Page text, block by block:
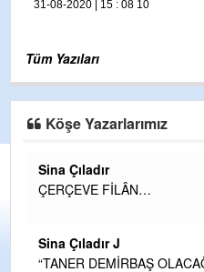
| 15 : 08 10
Tüm Yazıları
Köşe Yazarlarımız
Sina Çıladır
ÇERÇEVE FİLÂN…
Sina Çıladır J
“TANER DEMİRBAŞ